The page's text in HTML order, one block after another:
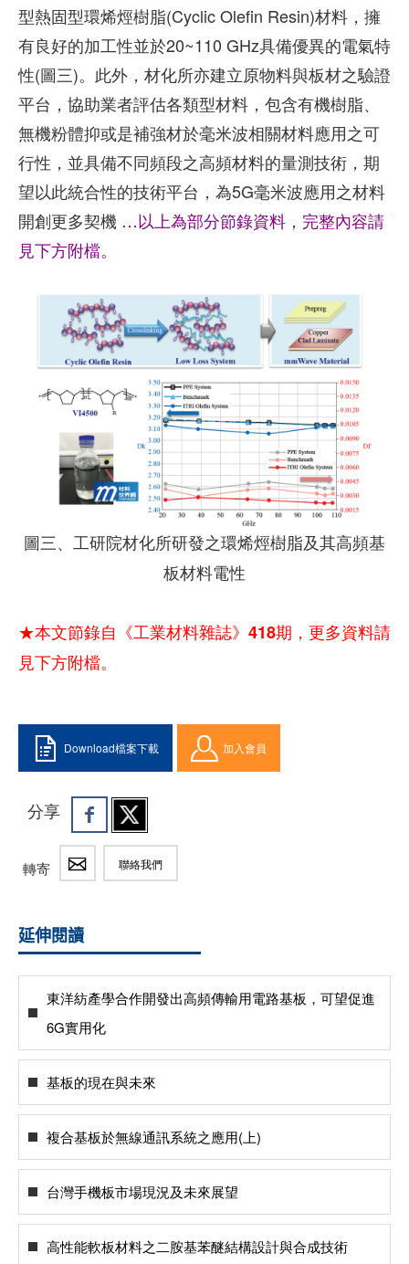
型熱固型環烯烴樹脂(Cyclic Olefin Resin)材料，擁
有良好的加工性並於20~110 GHz具備優異的電氣特
性(圖三)。此外，材化所亦建立原物料與板材之驗證
平台，協助業者評估各類型材料，包含有機樹脂、
無機粉體抑或是補強材於毫米波相關材料應用之可
行性，並具備不同頻段之高頻材料的量測技術，期
望以此統合性的技術平台，為5G毫米波應用之材料
開創更多契機 …以上為部分節錄資料，完整內容請
見下方附檔。
圖三、工研院材化所研發之環烯烴樹脂及其高頻基
板材料電性
★本文節錄自《工業材料雜誌》418期，更多資料請
見下方附檔。
Download檔案下載 加入會員
分享
轉寄 聯絡我們
延伸閱讀
東洋紡產學合作開發出高頻傳輸用電路基板，可望促進
6G實用化
基板的現在與未來
複合基板於無線通訊系統之應用(上)
台灣手機板市場現況及未來展望
高性能軟板材料之二胺基苯醚結構設計與合成技術